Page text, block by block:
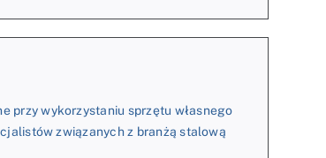
przy wykorzystaniu sprzętu własnego
związanych z branżą stalową